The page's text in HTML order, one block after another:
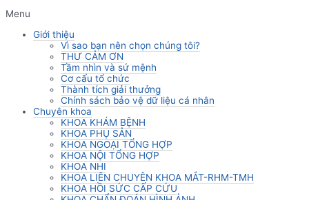
Menu
Giới thiệu
Vì sao bạn nên chọn chúng tôi?
THƯ CẢM ƠN
Tầm nhìn và sứ mệnh
Cơ cấu tổ chức
Thành tích giải thưởng
Chính sách bảo vệ dữ liệu cá nhân
Chuyên khoa
KHOA KHÁM BỆNH
KHOA PHỤ SẢN
KHOA NGOẠI TỔNG HỢP
KHOA NỘI TỔNG HỢP
KHOA NHI
KHOA LIÊN CHUYÊN KHOA MẮT-RHM-TMH
KHOA HỒI SỨC CẤP CỨU